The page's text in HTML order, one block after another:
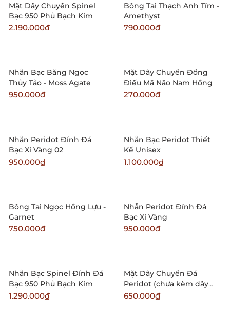
Mặt Dây Chuyền Spinel
Bạc 950 Phủ Bạch Kim
2.190.000₫
Bông Tai Thạch Anh Tím -
Amethyst
790.000₫
Nhẫn Bạc Băng Ngọc
Thủy Tảo - Moss Agate
950.000₫
Mặt Dây Chuyền Đồng
Điếu Mã Não Nam Hồng
270.000₫
Nhẫn Peridot Đính Đá
Bạc Xi Vàng 02
950.000₫
Nhẫn Bạc Peridot Thiết
Kế Unisex
1.100.000₫
Bông Tai Ngọc Hồng Lựu -
Garnet
750.000₫
Nhẫn Peridot Đính Đá
Bạc Xi Vàng
950.000₫
Nhẫn Bạc Spinel Đính Đá
Bạc 950 Phủ Bạch Kim
1.290.000₫
Mặt Dây Chuyền Đá
Peridot (chưa kèm dây
đeo) 04
650.000₫